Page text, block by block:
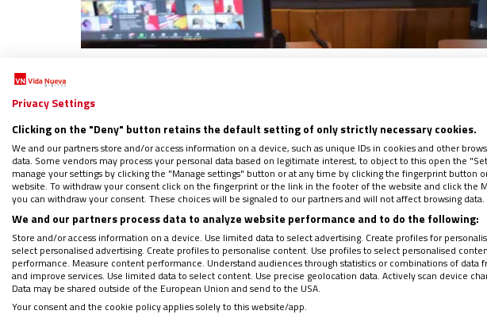
y que
anima a vivir caminando juntos, guiados por su Espíritu”,
Realidad que duele
Aseguran: “hemos vivido esta Asamblea como unaverdadera
mutua y en el discernimiento comunitario de lo que el Espíritu
poliédrica diversidad, sobre todo aquello que nos une. Durante
discípulos en las realidades que vive el continente, en sus
Privacy Settings
Clicking on the "Deny" button retains the default setting of only strictly necessary cookies.
We and our partners store and/or access information on a device, such as unique IDs in cookies and other
data. Some vendors may process your personal data based on legitimate interest, to object to this open the
manage your settings by clicking the "Manage settings" button or at any time by clicking the fingerprint button
website. To withdraw your consent click on the fingerprint or the link in the footer of the website and click the
you can withdraw your consent. These choices will be signaled to our partners and will not affect browsing data.
We and our partners process data to analyze website performance and to do the following:
Store and/or access information on a device. Use limited data to select advertising. Create profiles for
select personalised advertising. Create profiles to personalise content. Use profiles to select personalised
performance. Measure content performance. Understand audiences through statistics or combinations of data
and improve services. Use limited data to select content. Use precise geolocation data. Actively scan device
Data may be shared outside of the European Union and send to the USA.
Your consent and the cookie policy applies solely to this website/app.